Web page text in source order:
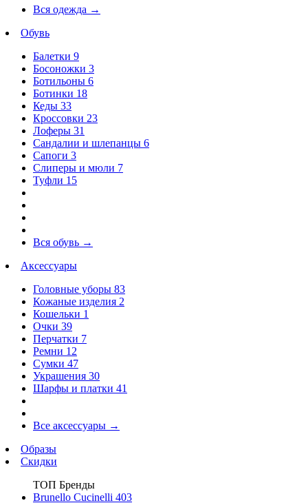
Вся одежда →
Обувь
Балетки 9
Босоножки 3
Ботильоны 6
Ботинки 18
Кеды 33
Кроссовки 23
Лоферы 31
Сандалии и шлепанцы 6
Сапоги 3
Слиперы и мюли 7
Туфли 15
Вся обувь →
Аксессуары
Головные уборы 83
Кожаные изделия 2
Кошельки 1
Очки 39
Перчатки 7
Ремни 12
Сумки 47
Украшения 30
Шарфы и платки 41
Все аксессуары →
Образы
Скидки
ТОП Бренды
Brunello Cucinelli 403